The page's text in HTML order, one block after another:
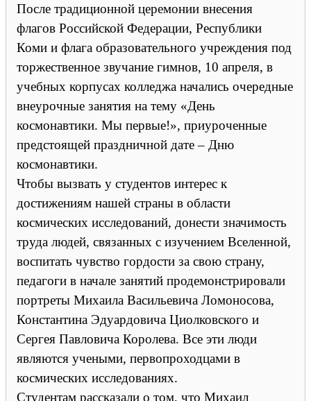
После традиционной церемонии внесения
флагов Российской Федерации, Республики
Коми и флага образовательного учреждения под
торжественное звучание гимнов, 10 апреля, в
учебных корпусах колледжа начались очередные
внеурочные занятия на тему «День
космонавтики. Мы первые!», приуроченные
предстоящей праздничной дате – Дню
космонавтики.
Чтобы вызвать у студентов интерес к
достижениям нашей страны в области
космических исследований, донести значимость
труда людей, связанных с изучением Вселенной,
воспитать чувство гордости за свою страну,
педагоги в начале занятий продемонстрировали
портреты Михаила Васильевича Ломоносова,
Константина Эдуардовича Циолковского и
Сергея Павловича Королева. Все эти люди
являются учеными, первопроходцами в
космических исследованиях.
Студентам рассказали о том, что Михаил